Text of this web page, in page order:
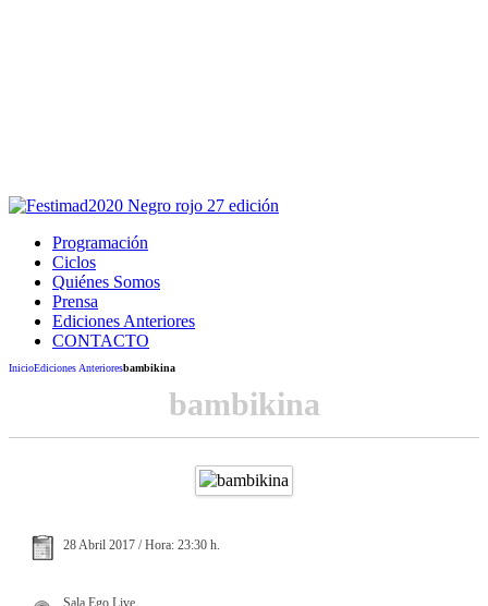
Programación
Ciclos
Quiénes Somos
Prensa
Ediciones Anteriores
CONTACTO
InicioEdiciones Anterioresbambikina
bambikina
28 Abril 2017 / Hora: 23:30 h.
Sala Ego Live